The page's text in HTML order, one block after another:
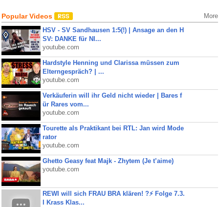
Popular Videos More
HSV - SV Sandhausen 1:5(!) | Ansage an den H
SV: DANKE für NI...
youtube.com
Hardstyle Henning und Clarissa müssen zum
Elterngespräch? | ...
youtube.com
Verkäuferin will ihr Geld nicht wieder | Bares f
ür Rares vom...
youtube.com
Tourette als Praktikant bei RTL: Jan wird Mode
rator
youtube.com
Ghetto Geasy feat Majk - Zhytem (Je t’aime)
youtube.com
REWI will sich FRAU BRA klären! ?⚡️ Folge 7.3.
I Krass Klas...